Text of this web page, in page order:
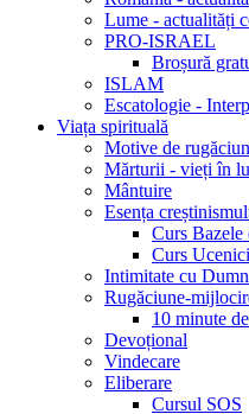
Lume - actualități
PRO-ISRAEL
Broșură
ISLAM
Escatologie -
Viața spirituală
Motive de
Mărturii - vieți în
Mântuire
Esența
Curs Bazele
Curs
Intimitate cu
Rugăciune-
10 minute
Devoțional
Vindecare
Eliberare
Cursul SOS